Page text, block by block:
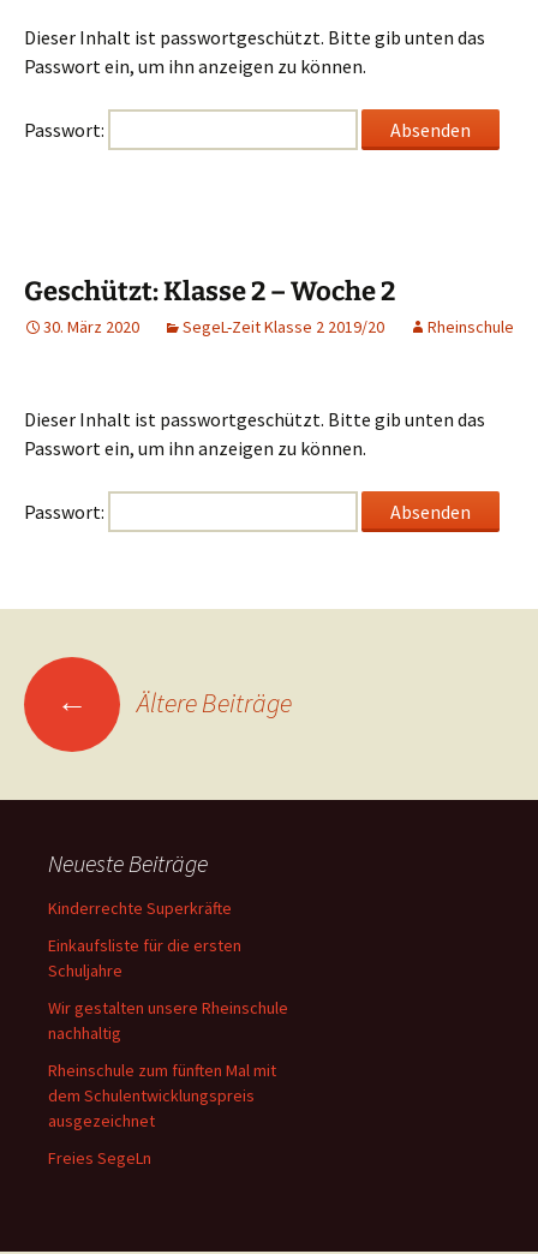
Dieser Inhalt ist passwortgeschützt. Bitte gib unten das
Passwort ein, um ihn anzeigen zu können.
Passwort:
Geschützt: Klasse 2 – Woche 2
30. März 2020 SegeL-Zeit Klasse 2 2019/20 Rheinschule
Dieser Inhalt ist passwortgeschützt. Bitte gib unten das
Passwort ein, um ihn anzeigen zu können.
Passwort:
Beitragsnavigation
← Ältere Beiträge
Neueste Beiträge
Kinderrechte Superkräfte
Einkaufsliste für die ersten
Schuljahre
Wir gestalten unsere Rheinschule
nachhaltig
Rheinschule zum fünften Mal mit
dem Schulentwicklungspreis
ausgezeichnet
Freies SegeLn